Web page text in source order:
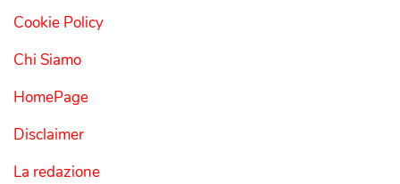
Cookie Policy
Chi Siamo
HomePage
Disclaimer
La redazione